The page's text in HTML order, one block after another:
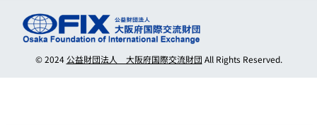
© 2024公益財団法人 大阪府国際交流財団 All Rights Reserved.